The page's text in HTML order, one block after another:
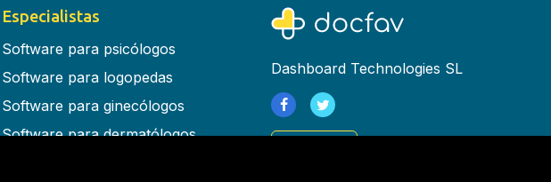
Especialistas
Software para psicólogos
Software para logopedas
Software para ginecólogos
Software para dermatólogos
Dashboard Technologies SL